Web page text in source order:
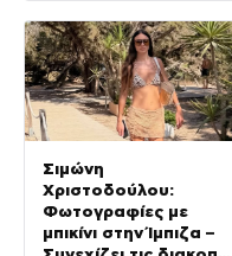
Σιμώνη
Χριστοδούλου:
Φωτογραφίες με
μπικίνι στην Ίμπιζα –